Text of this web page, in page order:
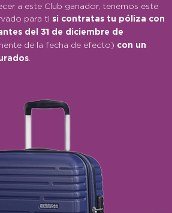
a este Club ganador, tenemos este
para ti si contratas tu póliza con
del 31 de diciembre de
de la fecha de efecto) con un